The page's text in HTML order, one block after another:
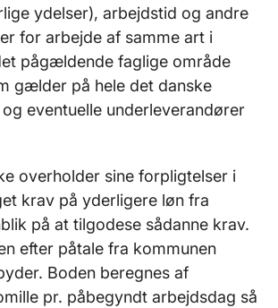
ydelser), arbejdstid og andre
for arbejde af samme art i
pågældende faglige område
gælder på hele det danske
eventuelle underleverandører
overholder sine forpligtelser i
krav på yderligere løn fra
på at tilgodese sådanne krav.
efter påtale fra kommunen
Boden beregnes af
pr. påbegyndt arbejdsdag så